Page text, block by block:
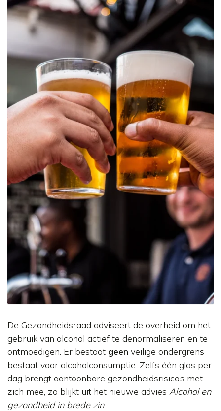
De Gezondheidsraad adviseert de overheid om het
gebruik van alcohol actief te denormaliseren en te
ontmoedigen. Er bestaat geen veilige ondergrens
bestaat voor alcoholconsumptie. Zelfs één glas per
dag brengt aantoonbare gezondheidsrisico’s met
zich mee, zo blijkt uit het nieuwe advies Alcohol en
gezondheid in brede zin.